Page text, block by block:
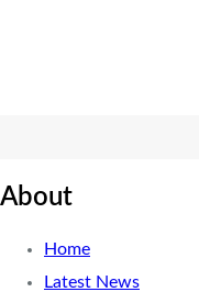
About
Home
Latest News